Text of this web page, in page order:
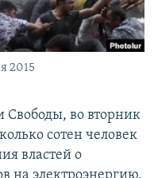
2015
Свободы, во вторник
сотен человек
властей о